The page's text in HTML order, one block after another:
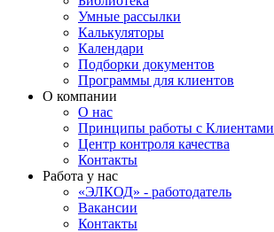
Умные рассылки
Калькуляторы
Календари
Подборки документов
Программы для клиентов
О компании
О нас
Принципы работы с Клиентами
Центр контроля качества
Контакты
Работа у нас
«ЭЛКОД» - работодатель
Вакансии
Контакты